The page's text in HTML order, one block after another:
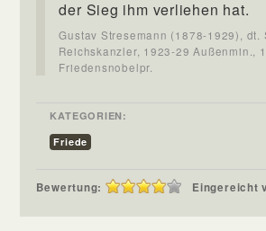
der Sieg ihm verliehen hat.
Gustav Stresemann (1878-1929), dt.
Reichskanzler, 1923-29 Außenmin.,
Friedensnobelpr.
KATEGORIEN:
Friede
Bewertung: Eingereicht